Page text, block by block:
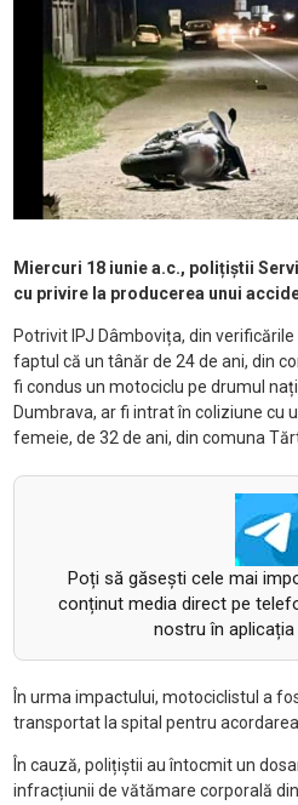
Miercuri 18 iunie a.c., polițiștii
cu privire la producerea unui
Potrivit IPJ Dâmbovița, din
faptul că un tânăr de 24 de ani, din
fi condus un motociclu pe drumul
Dumbrava, ar fi intrat în coliziune cu
femeie, de 32 de ani, din comuna
Poți să găsești cele mai
conținut media direct pe
nostru în aplicația
În urma impactului, motociclistul a
transportat la spital pentru
În cauză, polițiștii au întocmit un
infracțiunii de vătămare corporală